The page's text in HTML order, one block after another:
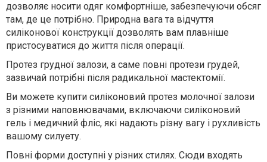
дозволяє носити одяг комфортніше, забезпечуючи обсяг
там, де це потрібно. Природна вага та відчуття
силіконової конструкції дозволять вам плавніше
пристосуватися до життя після операції.
Протез грудної залози, а саме повні протези грудей,
зазвичай потрібні після радикальної мастектомії.
Ви можете купити силіконовий протез молочної залози
з різними наповнювачами, включаючи силіконовий
гель і медичний фліс, які надають різну вагу і рухливість
вашому силуету.
Повні форми доступні у різних стилях. Сюди входять